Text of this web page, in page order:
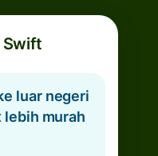
Swift
luar negeri
lebih murah